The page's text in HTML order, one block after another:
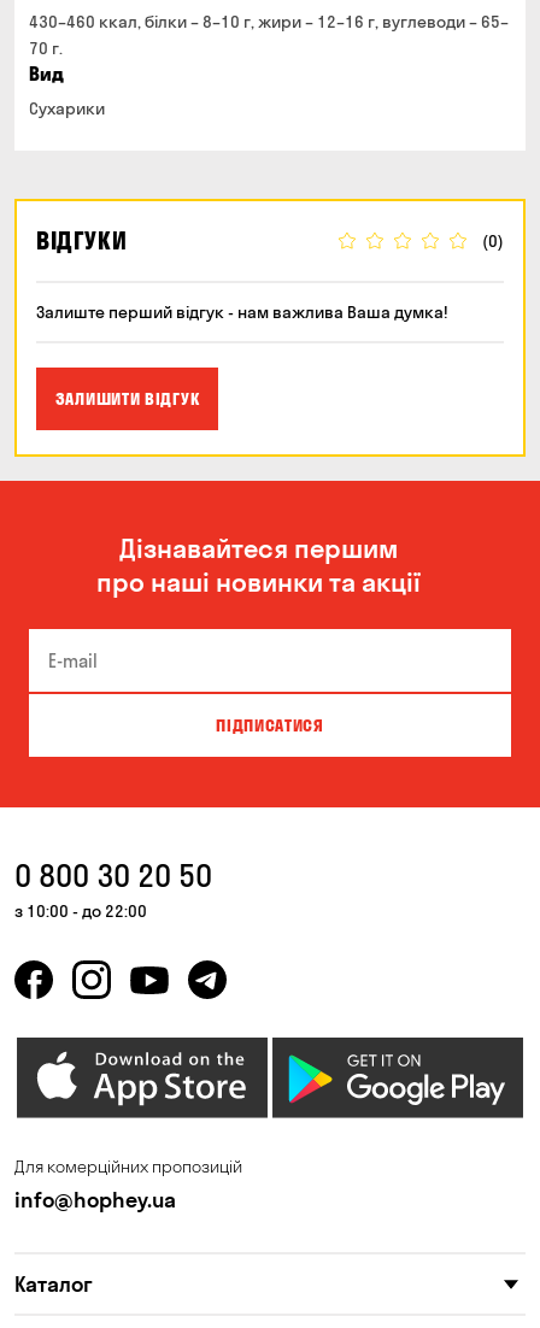
430–460 ккал, білки – 8–10 г, жири – 12–16 г, вуглеводи – 65–
70 г.
Вид
Сухарики
ВІДГУКИ (0)
Залиште перший відгук - нам важлива Ваша думка!
ЗАЛИШИТИ ВІДГУК
Дізнавайтеся першим
про наші новинки та акції
ПІДПИСАТИСЯ
0 800 30 20 50
з 10:00 - до 22:00
Для комерційних пропозицій
info@hophey.ua
Каталог